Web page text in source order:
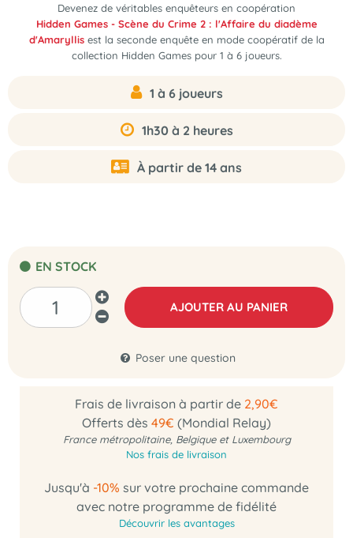
Devenez de véritables enquêteurs en coopération
Hidden Games - Scène du Crime 2 : l'Affaire du diadème
d'Amaryllisest la seconde enquête en mode coopératif de la
collection Hidden Games pour 1 à 6 joueurs.
1 à 6 joueurs
1h30 à 2 heures
À partir de 14 ans
EN STOCK
AJOUTER AU PANIER
Poser une question
Frais de livraison à partir de 2,90€
Offerts dès 49€ (Mondial Relay)
France métropolitaine, Belgique et Luxembourg
Nos frais de livraison
Jusqu'à -10% sur votre prochaine commande
avec notre programme de fidélité
Découvrir les avantages